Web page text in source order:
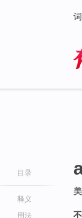
目录
释义
用法
美